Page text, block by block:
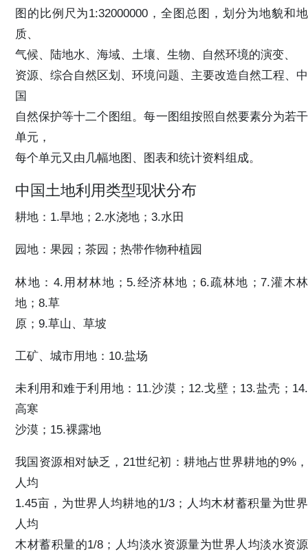
图的比例尺为1:32000000，全图总图，划分为地貌和地
质、
气候、陆地水、海域、土壤、生物、自然环境的演变、
资源、综合自然区划、环境问题、主要改造自然工程、中
国
自然保护等十二个图组。每一图组按照自然要素分为若干
单元，
每个单元又由几幅地图、图表和统计资料组成。
中国土地利用类型现状分布
耕地：1.旱地；2.水浇地；3.水田
园地：果园；茶园；热带作物种植园
林地：4.用材林地；5.经济林地；6.疏林地；7.灌木林
地；8.草
原；9.草山、草坡
工矿、城市用地：10.盐场
未利用和难于利用地：11.沙漠；12.戈壁；13.盐壳；14.
高寒
沙漠；15.裸露地
我国资源相对缺乏，21世纪初：耕地占世界耕地的9%，
人均
1.45亩，为世界人均耕地的1/3；人均木材蓄积量为世界
人均
木材蓄积量的1/8；人均淡水资源量为世界人均淡水资源